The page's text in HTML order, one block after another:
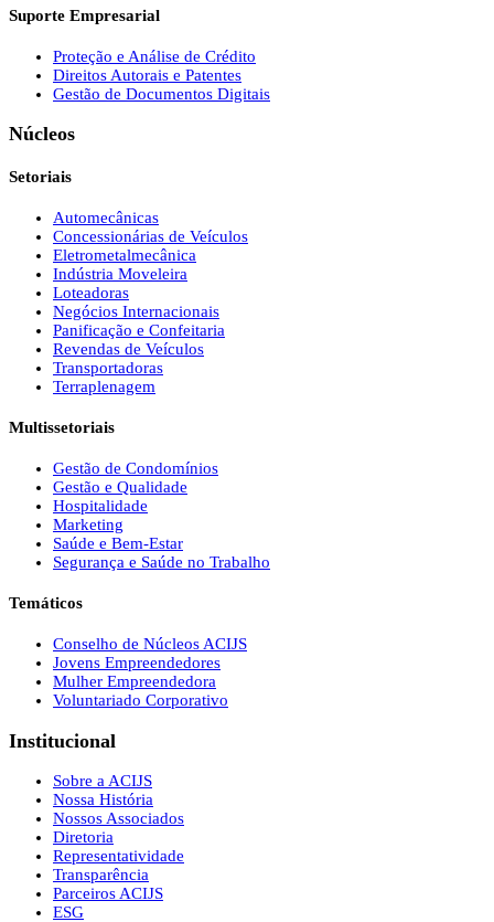
Suporte Empresarial
Proteção e Análise de Crédito
Direitos Autorais e Patentes
Gestão de Documentos Digitais
Núcleos
Setoriais
Automecânicas
Concessionárias de Veículos
Eletrometalmecânica
Indústria Moveleira
Loteadoras
Negócios Internacionais
Panificação e Confeitaria
Revendas de Veículos
Transportadoras
Terraplenagem
Multissetoriais
Gestão de Condomínios
Gestão e Qualidade
Hospitalidade
Marketing
Saúde e Bem-Estar
Segurança e Saúde no Trabalho
Temáticos
Conselho de Núcleos ACIJS
Jovens Empreendedores
Mulher Empreendedora
Voluntariado Corporativo
Institucional
Sobre a ACIJS
Nossa História
Nossos Associados
Diretoria
Representatividade
Transparência
Parceiros ACIJS
ESG